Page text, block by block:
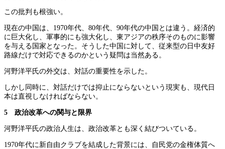
この批判も根強い。
現在の中国は、1970年代、80年代、90年代の中国とは違う。経済的
に巨大化し、軍事的にも強大化し、東アジアの秩序そのものに影響
を与える国家となった。そうした中国に対して、従来型の日中友好
路線だけで対応できるのかという疑問は当然ある。
河野洋平氏の外交は、対話の重要性を示した。
しかし同時に、対話だけでは抑止にならないという現実も、現代日
本は直視しなければならない。
5 政治改革への関与と限界
河野洋平氏の政治人生は、政治改革とも深く結びついている。
1970年代に新自由クラブを結成した背景には、自民党の金権体質へ